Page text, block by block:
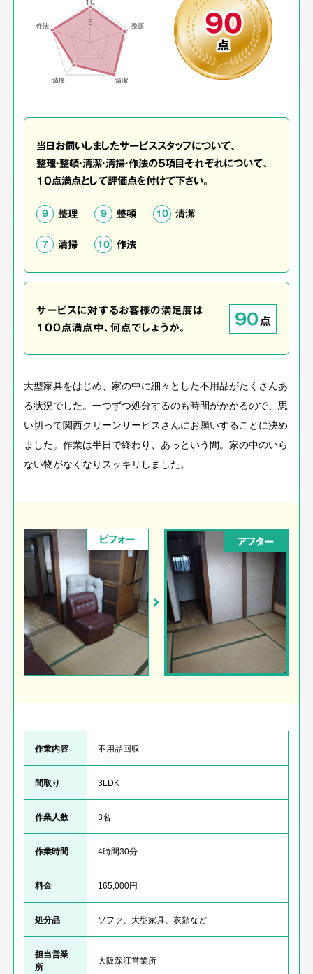
90
点
当日お伺いしましたサービススタッフについて、
整理・整頓・清潔・清掃・作法の5項目それぞれについて、
10点満点として評価点を付けて下さい。
9 整理 9 整頓 10 清潔
7 清掃 10 作法
サービスに対するお客様の満足度は
100点満点中、何点でしょうか。
90点
大型家具をはじめ、家の中に細々とした不用品がたくさんあ
る状況でした。一つずつ処分するのも時間がかかるので、思
い切って関西クリーンサービスさんにお願いすることに決め
ました。作業は半日で終わり、あっという間。家の中のいら
ない物がなくなりスッキリしました。
ビフォー アフター
作業内容 不用品回収
間取り 3LDK
作業人数 3名
作業時間 4時間30分
料金 165,000円
処分品 ソファ、大型家具、衣類など
担当営業
所
大阪深江営業所